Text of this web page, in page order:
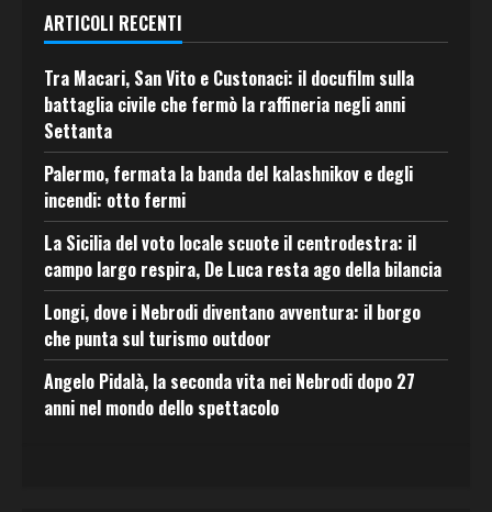
ARTICOLI RECENTI
Tra Macari, San Vito e Custonaci: il docufilm sulla
battaglia civile che fermò la raffineria negli anni
Settanta
Palermo, fermata la banda del kalashnikov e degli
incendi: otto fermi
La Sicilia del voto locale scuote il centrodestra: il
campo largo respira, De Luca resta ago della bilancia
Longi, dove i Nebrodi diventano avventura: il borgo
che punta sul turismo outdoor
Angelo Pidalà, la seconda vita nei Nebrodi dopo 27
anni nel mondo dello spettacolo